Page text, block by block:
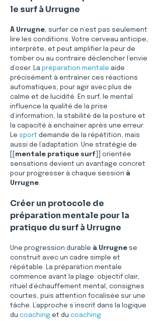
le surf à Urrugne
À Urrugne, surfer ce n’est pas seulement
lire les conditions. Votre cerveau anticipe,
interprète, et peut amplifier la peur de
tomber ou au contraire déclencher l’envie
d’oser. La préparation mentale aide
précisément à entraîner ces réactions
automatiques, pour agir avec plus de
calme et de lucidité. En surf, le mental
influence la qualité de la prise
d’information, la stabilité de la posture et
la capacité à enchaîner après une erreur.
Le sport demande de la répétition, mais
aussi de l’adaptation. Une stratégie de
mentale pratique surf ]] orientée
sensations devient un avantage concret
pour progresser à chaque session à
Urrugne.
Créer un protocole de
préparation mentale pour la
pratique du surf à Urrugne
Une progression durable à Urrugne se
construit avec un cadre simple et
répétable. La préparation mentale
commence avant la plage: objectif clair,
rituel d’échauffement mental, consignes
courtes, puis attention focalisée sur une
tâche. L’approche s’inscrit dans la logique
du coaching et du coaching